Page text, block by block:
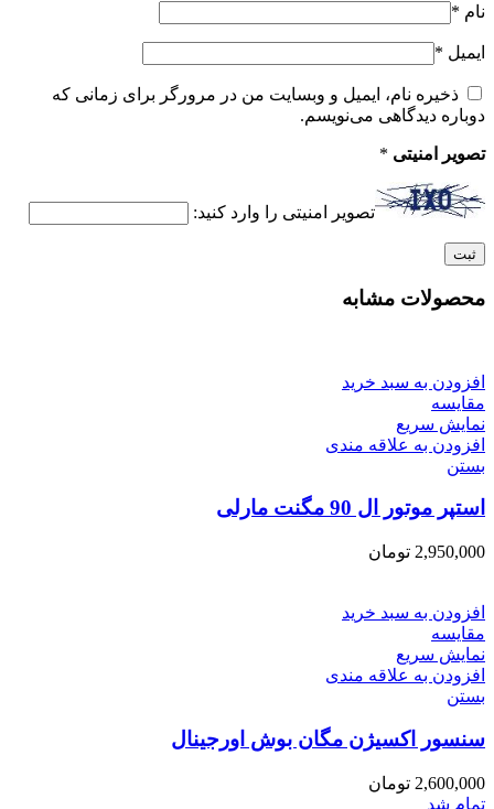
نام *
ایمیل *
ذخیره نام، ایمیل و وبسایت من در مرورگر برای زمانی که
دوباره دیدگاهی می‌نویسم.
تصویر امنیتی *
تصویر امنیتی را وارد کنید:
محصولات مشابه
افزودن به سبد خرید
مقایسه
نمایش سریع
افزودن به علاقه مندی
بستن
استپر موتور ال 90 مگنت مارلی
2,950,000 تومان
افزودن به سبد خرید
مقایسه
نمایش سریع
افزودن به علاقه مندی
بستن
سنسور اکسیژن مگان بوش اورجینال
2,600,000 تومان
تمام شد